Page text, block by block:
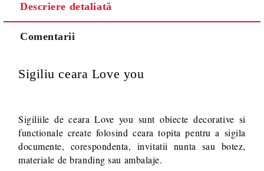
Va multumim! Veti fi contactat pentru stabilirea eventualelor detalii
suplimentare necesare procesarii comenzii dumneavoastra.
Descriere detaliată
Comentarii
Sigiliu ceara Love you
Sigiliile de ceara Love you sunt obiecte decorative si
functionale create folosind ceara topita pentru a sigila
documente, corespondenta, invitatii nunta sau botez,
materiale de branding sau ambalaje.